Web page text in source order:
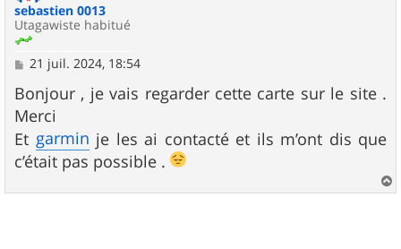
sebastien 0013
Utagawiste habitué
M
s
s
a
g
e
21 juil. 2024, 18:54
Bonjour , je vais regarder cette carte sur le site .
Merci
Et garmin je les ai contacté et ils m’ont dis que
c’était pas possible .
a